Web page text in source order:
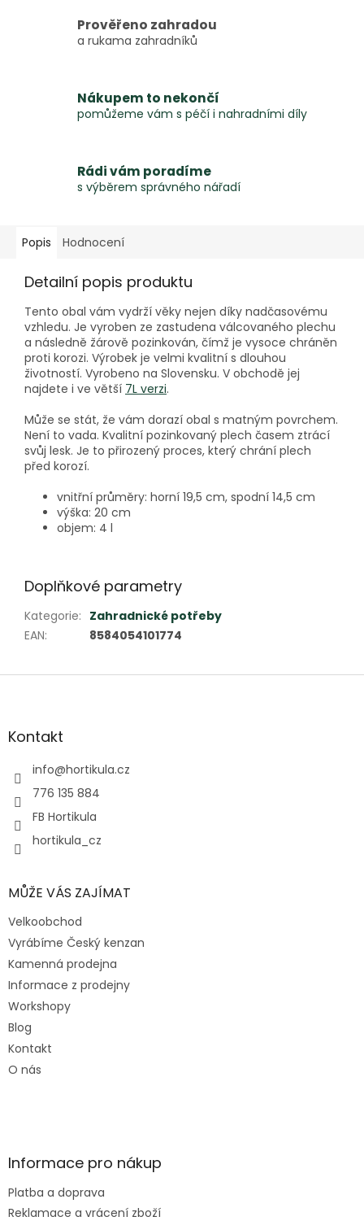
Prověřeno zahradou
a rukama zahradníků
Nákupem to nekončí
pomůžeme vám s péčí i nahradními díly
Rádi vám poradíme
s výběrem správného nářadí
Popis Hodnocení
Detailní popis produktu
Tento obal vám vydrží věky nejen díky nadčasovému
vzhledu. Je vyroben ze zastudena válcovaného plechu
a následně žárově pozinkován, čímž je vysoce chráněn
proti korozi. Výrobek je velmi kvalitní s dlouhou
životností. Vyrobeno na Slovensku. V obchodě jej
najdete i ve větší 7L verzi.
Může se stát, že vám dorazí obal s matným povrchem.
Není to vada. Kvalitní pozinkovaný plech časem ztrácí
svůj lesk. Je to přirozený proces, který chrání plech
před korozí.
vnitřní průměry: horní 19,5 cm, spodní 14,5 cm
výška: 20 cm
objem: 4 l
Doplňkové parametry
Kategorie: Zahradnické potřeby
EAN: 8584054101774
Z
aKontakt
info@hortikula.cz
776 135 884
FB Hortikula
hortikula_cz
MŮŽE VÁS ZAJÍMAT
Velkoobchod
Vyrábíme Český kenzan
Kamenná prodejna
Informace z prodejny
Workshopy
Blog
Kontakt
O nás
Informace pro nákup
Platba a doprava
Reklamace a vrácení zboží